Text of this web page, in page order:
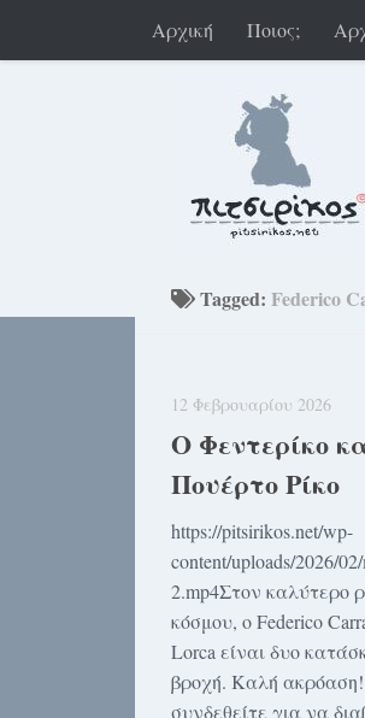
Αρχική Ποιος;
Tagged: Federico
12 Φεβρουαρίου 2026
Ο Φεντερίκο
Πουέρτο Ρίκο
https://pitsirikos.net/wp-
content/uploads/2026/
2.mp4Στον καλύτερο
κόσμου, ο Federico
Lorca είναι δυο
βροχή. Καλή
συνδεθείτε για να